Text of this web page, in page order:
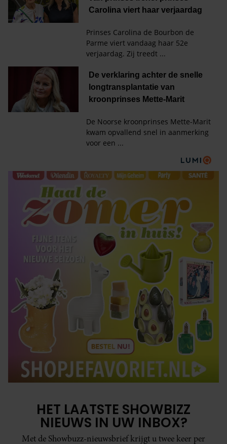
HET LAATSTE SHOWBIZZ
NIEUWS IN UW INBOX?
Met de Showbuzz-nieuwsbrief krijgt u twee keer per